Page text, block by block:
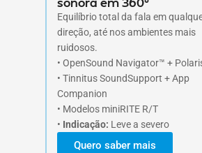
Equilíbrio total da fala em
direção, até nos ambientes mais
ruidosos.
• OpenSound Navigator™ +
• Tinnitus SoundSupport + App
Companion
• Modelos miniRITE R/T
• Indicação: Leve a severo
Quero saber mais